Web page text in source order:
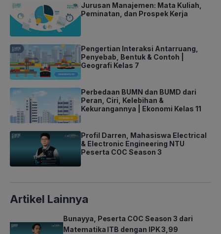
Jurusan Manajemen: Mata Kuliah,
Peminatan, dan Prospek Kerja
Pengertian Interaksi Antarruang,
Penyebab, Bentuk & Contoh |
Geografi Kelas 7
Perbedaan BUMN dan BUMD dari
Peran, Ciri, Kelebihan &
Kekurangannya | Ekonomi Kelas 11
Profil Darren, Mahasiswa Electrical
& Electronic Engineering NTU
Peserta COC Season 3
Artikel Lainnya
Bunayya, Peserta COC Season 3 dari
Matematika ITB dengan IPK 3,99